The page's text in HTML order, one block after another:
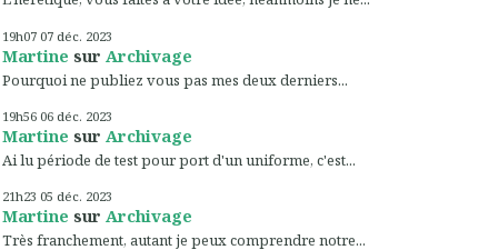
19h07 07 déc. 2023
Martine sur Archivage
Pourquoi ne publiez vous pas mes deux derniers...
19h56 06 déc. 2023
Martine sur Archivage
Ai lu période de test pour port d'un uniforme, c'est...
21h23 05 déc. 2023
Martine sur Archivage
Très franchement, autant je peux comprendre notre...